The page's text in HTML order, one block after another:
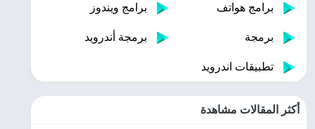
برامج هواتف برامج ويندوز
برمجة برمجة أندرويد
تطبيقات اندرويد
أكثر المقالات مشاهدة